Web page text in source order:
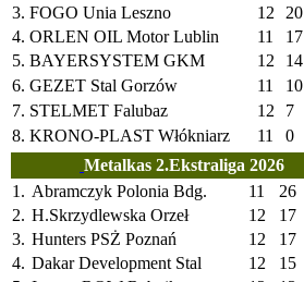
3. FOGO Unia Leszno 12 20
4. ORLEN OIL Motor Lublin 11 17
5. BAYERSYSTEM GKM 12 14
6. GEZET Stal Gorzów 11 10
7. STELMET Falubaz 12 7
8. KRONO-PLAST Włókniarz 11 0
Metalkas 2.Ekstraliga 2026
1. Abramczyk Polonia Bdg. 11 26
2. H.Skrzydlewska Orzeł 12 17
3. Hunters PSŻ Poznań 12 17
4. Dakar Development Stal 12 15